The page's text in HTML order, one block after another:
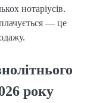
нотаріусів.
— це
року